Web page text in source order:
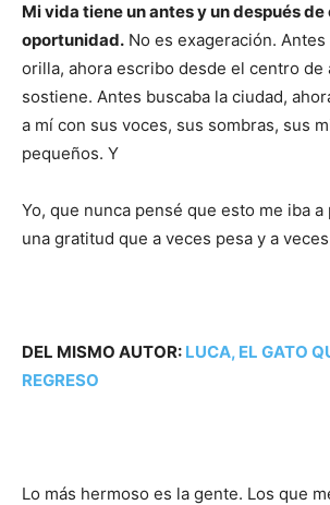
Mi vida tiene un antes y un después de
oportunidad. No es exageración.
orilla, ahora escribo desde el centro de
sostiene. Antes buscaba la ciudad,
a mí con sus voces, sus sombras, sus
pequeños. Y
Yo, que nunca pensé que esto me iba a
una gratitud que a veces pesa y a
DEL MISMO AUTOR: LUCA, EL GATO
REGRESO
Lo más hermoso es la gente. Los que